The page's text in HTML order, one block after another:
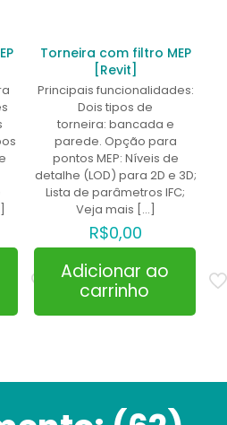
Torneira com filtro MEP
[Revit]
Principais funcionalidades:
Dois tipos de
torneira: bancada e
parede. Opção para
pontos MEP: Níveis de
detalhe (LOD) para 2D e 3D;
Lista de parâmetros IFC;
Veja mais […]
R$0,00
Adicionar ao
carrinho